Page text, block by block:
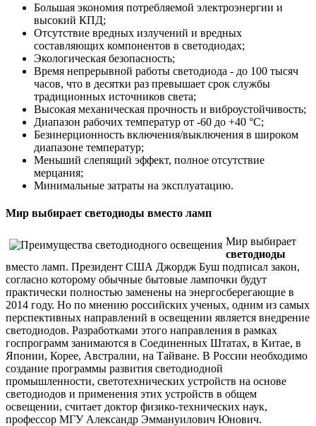
Большая экономия потребляемой электроэнергии и
высокий КПД;
Отсутствие вредных излучений и вредных
составляющих компонентов в светодиодах;
Экологическая безопасность;
Время непрерывной работы светодиода - до 100 тысяч
часов, что в десятки раз превышает срок службы
традиционных источников света;
Высокая механическая прочность и виброустойчивость;
Диапазон рабочих температур от -60 до +40 °С;
Безинерционность включения/выключения в широком
диапазоне температур;
Меньший слепящий эффект, полное отсутствие
мерцания;
Минимальные затраты на эксплуатацию.
Мир выбирает светодиоды вместо ламп
Мир выбирает
светодиоды
вместо ламп. Президент США Джордж Буш подписал закон,
согласно которому обычные бытовые лампочки будут
практически полностью заменены на энергосберегающие в
2014 году. Но по мнению российских ученых, одним из самых
перспективных направлений в освещении является внедрение
светодиодов. Разработками этого направления в рамках
госпрограмм занимаются в Соединенных Штатах, в Китае, в
Японии, Корее, Австралии, на Тайване. В России необходимо
создание программы развития светодиодной
промышленности, светотехнических устройств на основе
светодиодов и применения этих устройств в общем
освещении, считает доктор физико-технических наук,
профессор МГУ Александр Эммануилович Юнович.